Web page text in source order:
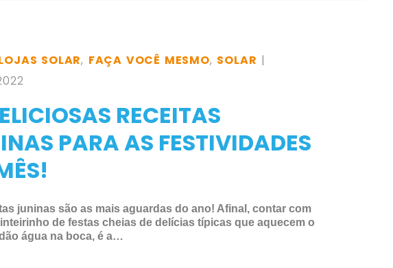
SOLAR, FAÇA VOCÊ MESMO, SOLAR |
RECEITAS
PARA AS FESTIVIDADES
juninas são as mais aguardas do ano! Afinal, contar com
de festas cheias de delícias típicas que aquecem o
água na boca, é a…